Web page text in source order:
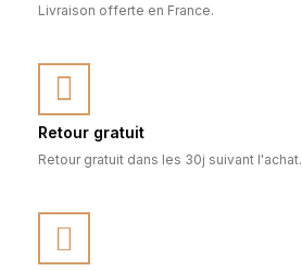
Livraison offerte en France.
Retour gratuit
Retour gratuit dans les 30j suivant l'achat.